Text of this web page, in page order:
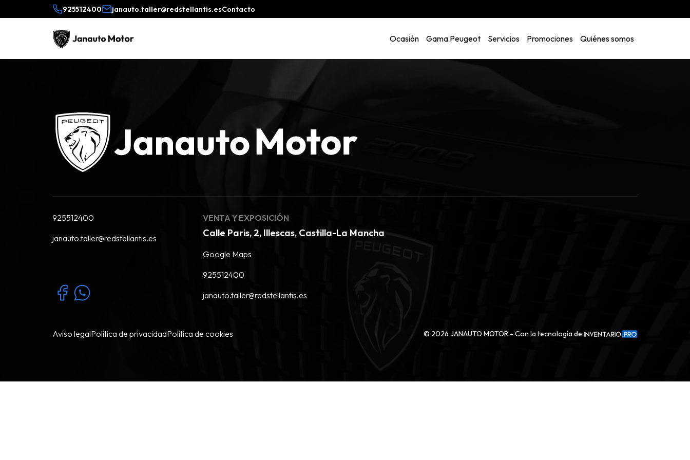
925512400 janauto.taller@redstellantis.esContacto
Ocasión Gama Peugeot Servicios Promociones Quiénes somos
925512400
janauto.taller@redstellantis.es
VENTA Y EXPOSICIÓN
Calle Paris, 2, Illescas, Castilla-La Mancha
Google Maps
925512400
janauto.taller@redstellantis.es
Aviso legalPolítica de privacidadPolítica de cookies © 2026 JANAUTO MOTOR - Con la tecnología de: